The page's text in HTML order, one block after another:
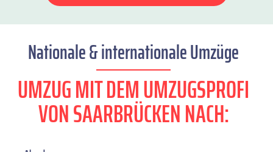
Nationale & internationale Umzüge
UMZUG MIT DEM UMZUGSPROFI
VON SAARBRÜCKEN NACH: